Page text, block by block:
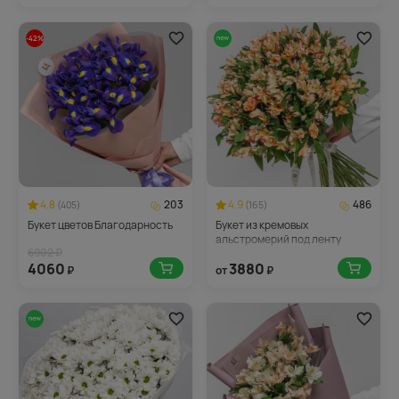
-42%
4.8 (405)
203
Букет цветов Благодарность
4060 ₽
4.9 (165)
486
Букет из кремовых
альстромерий под ленту
от3880 ₽